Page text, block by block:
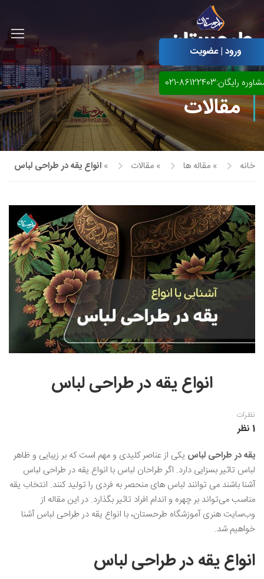
آموزش مجازی طراحی لباس
آموزش مجازی گرافیک
آموزش مجازی طراحی داخلی
نقاشی پاستل
نقاشی رنگ روغن
نقاشی آبرنگ
نقاشی کودک و نوجوان
طراحی سیاه قلم
نقاش مداد رنگی
خوشنویسی نستعلیق
خوشنویسی با خودکار
خط نقاشی
ورود | عضویت
رایگان:86122403-021
مقالات
خانه » مقاله ها » مقالات » انواع یقه در طراحی لباس
انواع یقه در طراحی لباس
نظرات
1 نظر
یقه در طراحی لباس یکی از عناصر کلیدی و مهم است که بر زیبایی و ظاهر
لباس تاثیر بسزایی دارد. اگر طراحان لباس با انواع یقه در طراحی لباس
آشنا باشند می توانند لباس های منحصر به فردی را تولید کنند. انتخاب یقه
مناسب می‌تواند بر چهره و اندام افراد تاثیر بگذارد‌. در این مقاله از
وب‌سایت هنری آموزشگاه طرحستان، با انواع یقه در طراحی لباس آشنا
خواهیم شد.
انواع یقه در طراحی لباس